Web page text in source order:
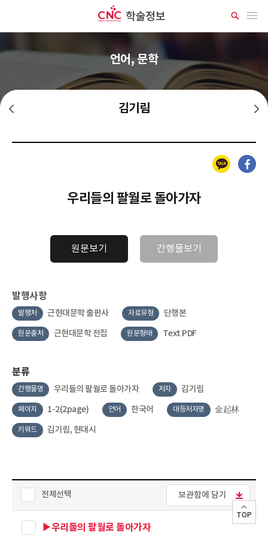
메뉴 열기
상
세
언어, 문학
김기림 김상용
카카오톡 페이스북
우리들의 팔월로 돌아가자
원문보기 간행물보기
발행사항
발행처 근현대문학 출판사 자료유형 단행본
원문출처 근현대문학 전집 원문형태 Text PDF
분류
간행물명 우리들의 팔월로 돌아가자 저자 김기림
페이지 1-2(2page) 언어 한국어 대등저자명 金起林
키워드 김기림, 현대시
전체선택 보관함에 담기
▶우리들의 팔월로 돌아가자
TOP